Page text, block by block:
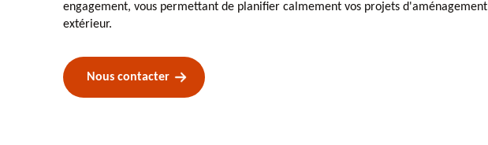
engagement, vous permettant de planifier calmement vos projets d'aménagement
extérieur.
Nous contacter